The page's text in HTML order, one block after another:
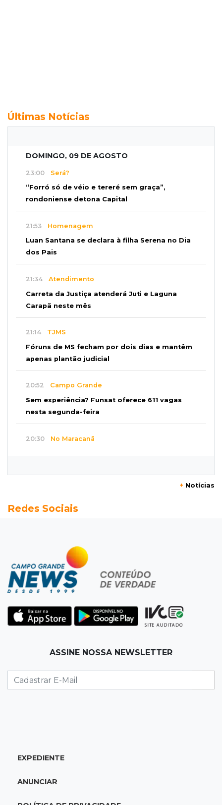
Últimas Notícias
DOMINGO, 09 DE AGOSTO
23:00 Será?
“Forró só de véio e tereré sem graça”,
rondoniense detona Capital
21:53 Homenagem
Luan Santana se declara à filha Serena no Dia
dos Pais
21:34 Atendimento
Carreta da Justiça atenderá Juti e Laguna
Carapã neste mês
21:14 TJMS
Fóruns de MS fecham por dois dias e mantêm
apenas plantão judicial
20:52 Campo Grande
Sem experiência? Funsat oferece 611 vagas
nesta segunda-feira
20:30 No Maracanã
Seleções em MS têm salários de até R$ 8,2 mil;
Jardim Itatiaia
Vigia é amarrado durante roubo de carro e
dois caminhões em pátio
Corinthians vence Bragantino por 2 a 0 e sobe
para 7º no Brasileirão
Na Vila Belmiro
lugar no Brasileirão
18:33Em 2022
adolescente atropelada no Amazonas
+ Notícias
Redes Sociais
ASSINE NOSSA NEWSLETTER
EXPEDIENTE
ANUNCIAR